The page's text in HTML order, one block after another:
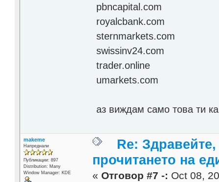
pbncapital.com
royalcbank.com
sternmarkets.com
swissinv24.com
trader.online
umarkets.com
аз виждам само това ти
makeme
Напреднали
Публикации: 897
Distribution: Many
Window Manager: KDE
Re:
прочитането на
« Отговор #7 -: Oct 08,